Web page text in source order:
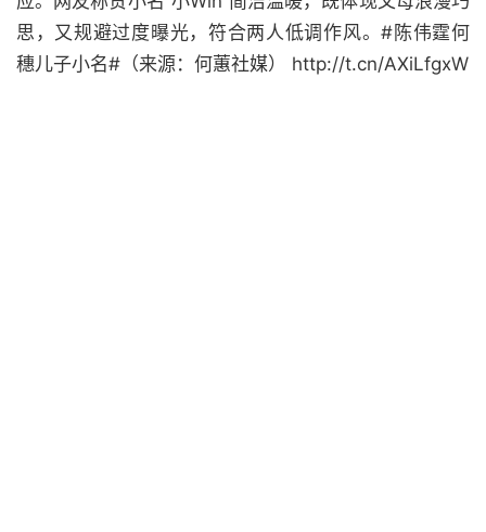
思，又规避过度曝光，符合两人低调作风。#陈伟霆何
穗儿子小名#（来源：何蕙社媒） http://t.cn/AXiLfgxW